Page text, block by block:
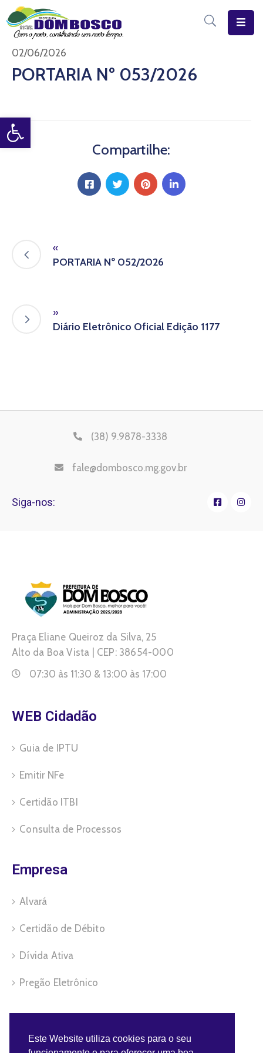
Open toolbar
Início
O
Estrutura
Diário
02/06/2026
PORTARIA Nº 053/2026
Compartilhe:
«
PORTARIA Nº 052/2026
»
Diário Eletrônico Oficial Edição 1177
(38) 9.9878-3338
fale@dombosco.mg.gov.br
Siga-nos:
Praça Eliane Queiroz da Silva, 25
Alto da Boa Vista | CEP: 38654-000
07:30 às 11:30 & 13:00 às 17:00
WEB Cidadão
Guia de IPTU
Emitir NFe
Certidão ITBI
Consulta de Processos
Empresa
Alvará
Certidão de Débito
Dívida Ativa
Pregão Eletrônico
Este Website utiliza cookies para o seu